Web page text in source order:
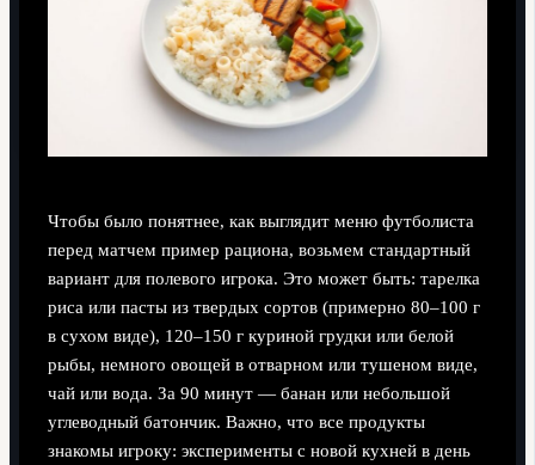
Чтобы было понятнее, как выглядит меню футболиста
перед матчем пример рациона, возьмем стандартный
вариант для полевого игрока. Это может быть: тарелка
риса или пасты из твердых сортов (примерно 80–100 г
в сухом виде), 120–150 г куриной грудки или белой
рыбы, немного овощей в отварном или тушеном виде,
чай или вода. За 90 минут — банан или небольшой
углеводный батончик. Важно, что все продукты
знакомы игроку: эксперименты с новой кухней в день